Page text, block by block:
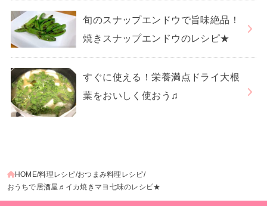
旬のスナップエンドウで旨味絶品！
焼きスナップエンドウのレシピ★
すぐに使える！栄養満点ドライ大根
葉をおいしく使おう♫
HOME 料理レシピ おつまみ料理レシピ
おうちで居酒屋♬イカ焼きマヨ七味のレシピ★